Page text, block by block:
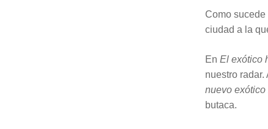
Como sucede
ciudad a la
En El exótico
nuestro
nuevo
butaca.